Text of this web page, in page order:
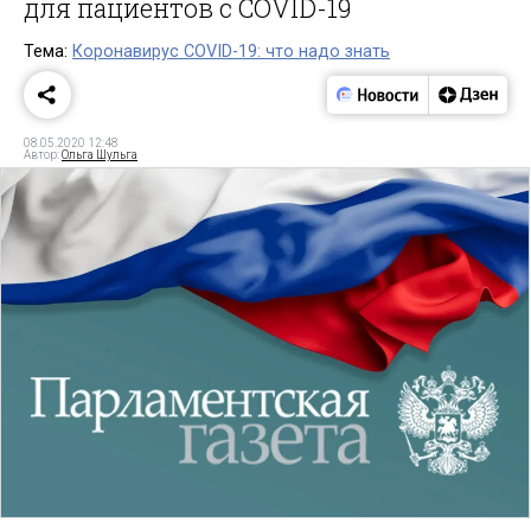
для пациентов с COVID-19
Тема: Коронавирус COVID-19: что надо знать
08.05.2020 12:48
Автор:Ольга Шульга